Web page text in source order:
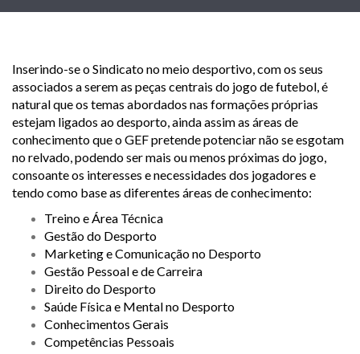
Inserindo-se o Sindicato no meio desportivo, com os seus
associados a serem as peças centrais do jogo de futebol, é
natural que os temas abordados nas formações próprias
estejam ligados ao desporto, ainda assim as áreas de
conhecimento que o GEF pretende potenciar não se esgotam
no relvado, podendo ser mais ou menos próximas do jogo,
consoante os interesses e necessidades dos jogadores e
tendo como base as diferentes áreas de conhecimento:
Treino e Área Técnica
Gestão do Desporto
Marketing e Comunicação no Desporto
Gestão Pessoal e de Carreira
Direito do Desporto
Saúde Física e Mental no Desporto
Conhecimentos Gerais
Competências Pessoais